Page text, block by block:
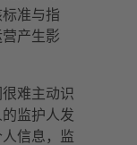
准与指
产生影
难主动识
监护人发
信息，监